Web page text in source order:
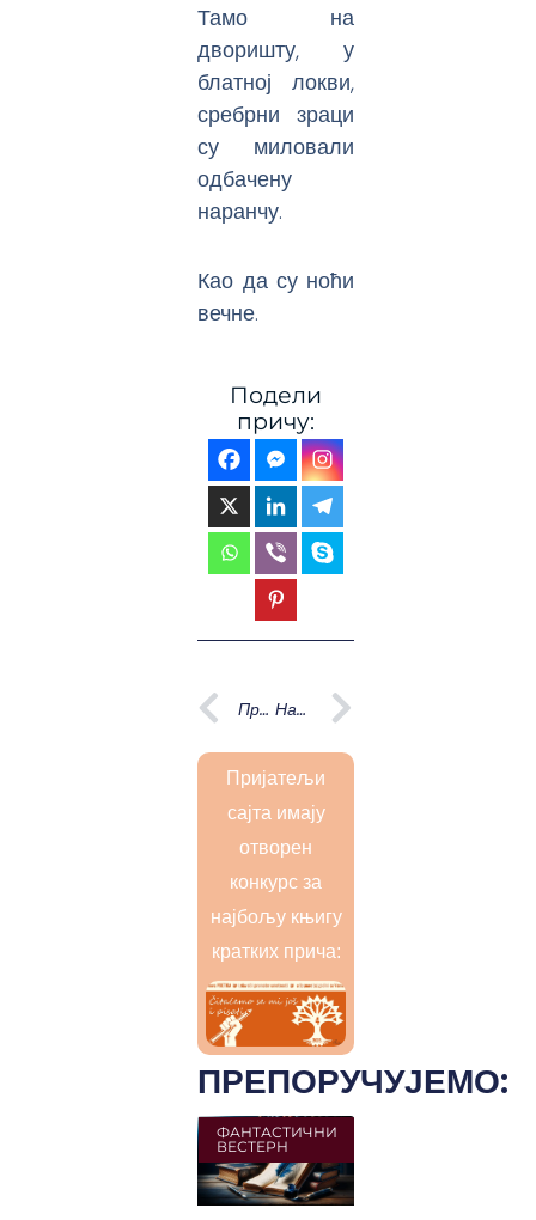
Тамо на
дворишту, у
блатној локви,
сребрни зраци
су миловали
одбачену
наранчу.
Као да су ноћи
вечне.
Подели
причу:
Prev
Претходна Наредна
Next
Пријатељи
сајта имају
отворен
конкурс за
најбољу књигу
кратких прича:
ПРЕПОРУЧУЈЕМО:
ФАНТАСТИЧНИ
ВЕСТЕРН